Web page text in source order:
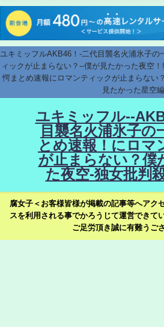
ユキミッフルAKB46！-二代目襲名火浦氷子の
ィックが止まらない？--僕が見たかった夜空
愕まとめ速報にロマンティックが止まらない
見たかった星空
ユキミッフル--
目襲名火浦氷子の
とめ速報！にロマ
が止まらない？僕
た夜空-独女批判
腐女子＜お客様皆様が掲載の記事等へアク
スを利用される事でかろうじて運営できて
ご足労頂き誠に有難うご